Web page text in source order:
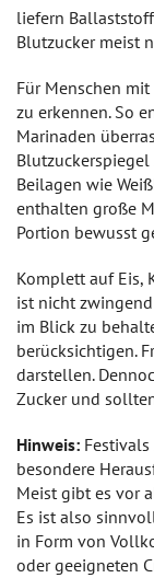
liefern
Blutzucker meist
Für Menschen
zu erkennen. So
Marinaden
Beilagen wie
enthalten große
Portion bewusst
Komplett auf Eis,
ist nicht
im Blick zu
berücksichtigen.
darstellen.
Zucker und
Hinweis:
besondere
Meist gibt es vor
Es ist also
in Form von
oder geeigneten